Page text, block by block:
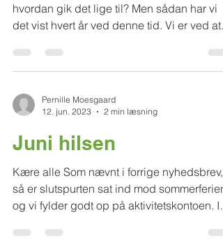
Kære alle Skoleåret 22/23 er ved at ringe
hvordan gik det lige til? Men sådan har vi
det vist hvert år ved denne tid. Vi er ved at...
12. jun. 2023
Juni hilsen
Kære alle Som nævnt i forrige nyhedsbrev,
så er slutspurten sat ind mod sommerferien,
og vi fylder godt op på aktivitetskontoen. I